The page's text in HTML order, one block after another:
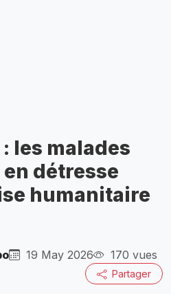
les malades
détresse
humanitaire
19 May 2026 170 vues
Partager